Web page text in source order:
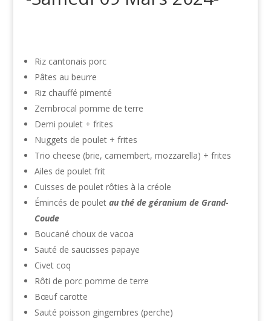
Riz cantonais porc
Pâtes au beurre
Riz chauffé pimenté
Zembrocal pomme de terre
Demi poulet + frites
Nuggets de poulet + frites
Trio cheese (brie, camembert, mozzarella) + frites
Ailes de poulet frit
Cuisses de poulet rôties à la créole
Émincés de poulet au thé de géranium de Grand-
Coude
Boucané choux de vacoa
Sauté de saucisses papaye
Civet coq
Rôti de porc pomme de terre
Bœuf carotte
Sauté poisson gingembres (perche)